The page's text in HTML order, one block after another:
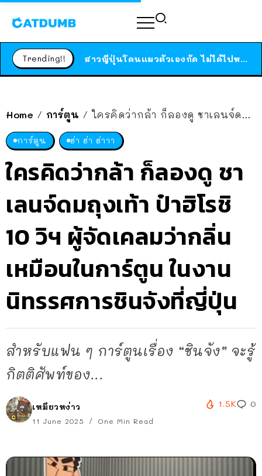
Trending!! ได้เวลาเด็กหนวดรวมตัว RF Online Next เปิดให้เล่นแล้ว เกม Sci-Fi MMORPG ระดับตำนาน เล่นได้ทั้งมือถือและ PC
Home / การ์ตูน / ใครคิดว่ากล้า ก็ลองดู ชาเลนจ์ดมถุงเท้า ป๋าฮิโรชิ 10 วิฯ ผู้จัดเคลมว่ากลิ่นเหมือนในการ์ตูน ในงานนิทรรศการชินจังที่ญี่ปุ่น
การ์ตูน ฮ่า ฮ่า ฮ่าาา
ใครคิดว่ากล้า ก็ลองดู ชา
เลนจ์ดมถุงเท้า ป๋าฮิโรชิ
10 วิฯ ผู้จัดเคลมว่ากลิ่น
เหมือนในการ์ตูน ในงาน
นิทรรศการชินจังที่ญี่ปุ่น
สำหรับแฟน ๆ การ์ตูนเรื่อง “ชินจัง” จะรู้
กิตติศัพท์ของ...
เหมียวหง่าว
11 June 2025 One Min Read
1.5K 0